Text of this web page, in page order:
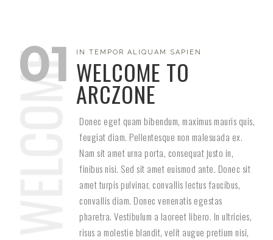
WELCOME TO
ARCZONE
Donec eget quam bibendum, maximus mauris quis,
feugiat diam. Pellentesque non malesuada ex.
Nam sit amet urna porta, consequat justo in,
finibus nisi. Sed sit amet euismod ante. Donec sit
amet turpis pulvinar, convallis lectus faucibus,
convallis diam. Donec venenatis egestas
pharetra. Vestibulum a laoreet libero. In ultricies,
risus a molestie blandit, velit augue pretium nisi,